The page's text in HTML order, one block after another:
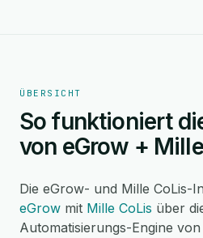
ÜBERSICHT
So funktioniert
von eGrow +
Die eGrow- und Mille CoLis-
eGrow mit Mille CoLis über
Automatisierungs-Engine